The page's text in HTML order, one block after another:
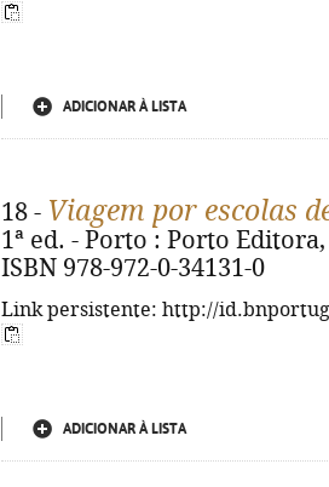
ADICIONAR À LISTA
18 - Viagem por escolas
1ª ed. - Porto : Porto
ISBN 978-972-0-34131-0
Link persistente: http://
ADICIONAR À LISTA